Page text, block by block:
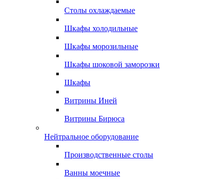
Столы охлаждаемые
Шкафы холодильные
Шкафы морозильные
Шкафы шоковой заморозки
Шкафы
Витрины Иней
Витрины Бирюса
Нейтральное оборудование
Производственные столы
Ванны моечные